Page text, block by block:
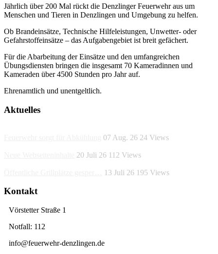
Jährlich über 200 Mal rückt die Denzlinger Feuerwehr aus um
Menschen und Tieren in Denzlingen und Umgebung zu helfen.
Ob Brandeinsätze, Technische Hilfeleistungen, Unwetter- oder
Gefahrstoffeinsätze – das Aufgabengebiet ist breit gefächert.
Für die Abarbeitung der Einsätze und den umfangreichen
Übungsdiensten bringen die insgesamt 70 Kameradinnen und
Kameraden über 4500 Stunden pro Jahr auf.
Ehrenamtlich und unentgeltlich.
Aktuelles
07 Aug. 26 24 Views
20 Juli 26 112 Views
13 Juli 26 195 Views
Kontakt
Vörstetter Straße 1
Notfall: 112
info@feuerwehr-denzlingen.de